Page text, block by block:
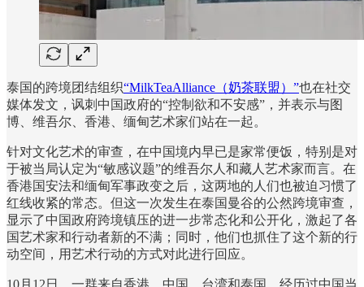
泰国的跨境团结组织“MilkTeaAlliance（奶茶联盟）”也在社交
媒体发文，讽刺中国政府的“控制欲和不安感”，并表示与图
博、维吾尔、香港、缅甸艺术家们站在一起。
针对文化艺术的审查，在中国境内早已是家常便饭，特别是对
于被当局认定为“敏感议题”的维吾尔人和藏人艺术家而言。在
香港国安法和缅甸军事政变之后，这两地的人们也被迫习惯了
红线收紧的常态。但这一次发生在泰国曼谷的公然跨境审查，
显示了中国政府跨境镇压的进一步常态化和公开化，激起了各
国艺术家和行动者新的不满；同时，他们也抓住了这个新的行
动空间，用艺术行动的方式对此进行回应。